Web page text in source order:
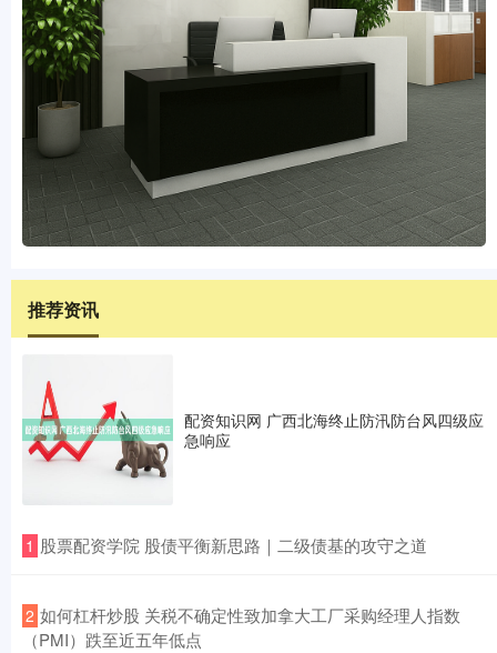
推荐资讯
配资知识网 广西北海终止防汛防台风四级应
急响应
1 ​股票配资学院 股债平衡新思路｜二级债基的攻守之道
2 ​如何杠杆炒股 关税不确定性致加拿大工厂采购经理人指数
（PMI）跌至近五年低点